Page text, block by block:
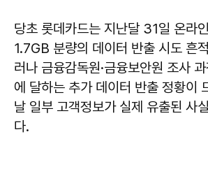
당초 롯데카드는 지난달 31일 온라
1.7GB 분량의 데이터 반출 시도 흔
러나 금융감독원·금융보안원 조사
에 달하는 추가 데이터 반출 정황이
날 일부 고객정보가 실제 유출된 사
다.